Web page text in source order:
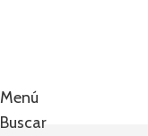
Menú
Buscar